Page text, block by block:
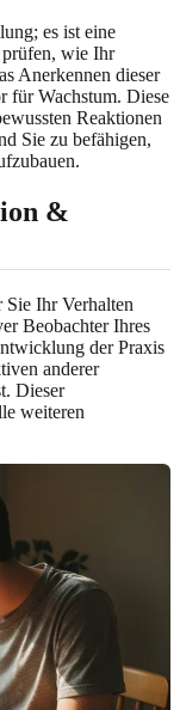
es ist eine
prüfen, wie Ihr
Anerkennen dieser
für Wachstum. Diese
Reaktionen
Sie zu befähigen,
&
Ihr Verhalten
Beobachter Ihres
der Praxis
anderer
Dieser
weiteren